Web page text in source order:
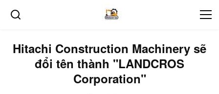
Hitachi Construction Machinery sẽ
đổi tên thành "LANDCROS
Corporation"